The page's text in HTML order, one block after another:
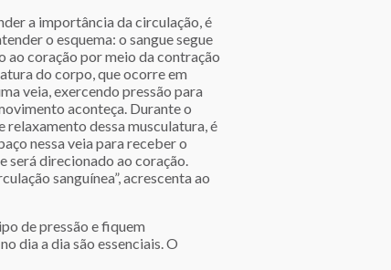
a importância da circulação, é
o esquema: o sangue segue
ao coração por meio da contração
do corpo, que ocorre em
veia, exercendo pressão para
aconteça. Durante o
relaxamento dessa musculatura, é
nessa veia para receber o
será direcionado ao coração.
sanguínea”, acrescenta ao
de pressão e fiquem
dia a dia são essenciais. O